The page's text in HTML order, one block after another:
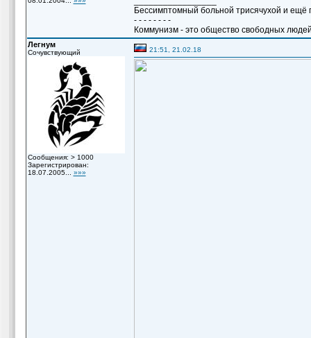
Бессимптомный больной трисячухой и ещё
- - - - - - - -
Коммунизм - это общество свободных
Легнум
Сочувствующий
Сообщения: > 1000
Зарегистрирован:
18.07.2005... »»»
21:51, 21.02.18